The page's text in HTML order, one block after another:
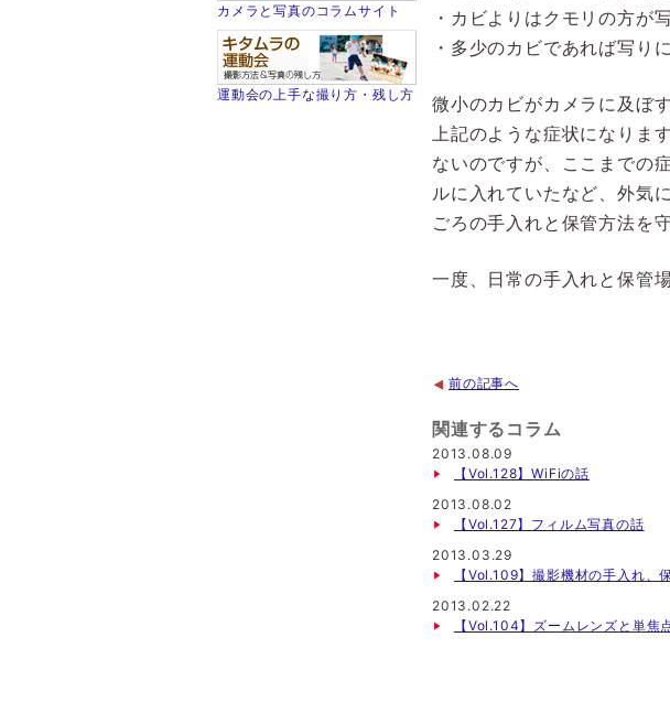
・カビよりはクモリの方が
・多少のカビであれば写り
微小のカビがカメラに及ぼ
上記のような症状になりま
ないのですが、ここまでの
ルに入れていたなど、外気
ごろの手入れと保管方法を
一度、日常の手入れと保管
前の記事へ
関連するコラム
2013.08.09
【Vol.128】WiFiの話
2013.08.02
【Vol.127】フィルム写真の話
2013.03.29
【Vol.109】撮影機材の手入れ、
2013.02.22
【Vol.104】ズームレンズと単焦
カメラと写真のコラムサイト
運動会の上手な撮り方・残し方